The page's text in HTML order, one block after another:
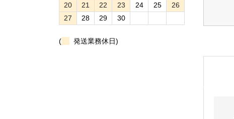
20
21 22 23 24 25
26
27
28 29 30
( 発送業務休日)